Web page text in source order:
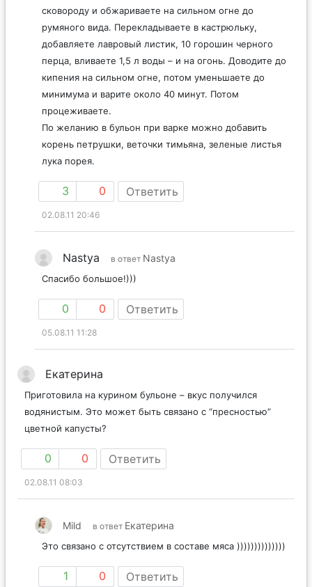
сковороду и обжариваете на сильном огне до
румяного вида. Перекладываете в кастрюльку,
добавляете лавровый листик, 10 горошин черного
перца, вливаете 1,5 л воды – и на огонь. Доводите до
кипения на сильном огне, потом уменьшаете до
минимума и варите около 40 минут. Потом
процеживаете.
По желанию в бульон при варке можно добавить
корень петрушки, веточки тимьяна, зеленые листья
лука порея.
3 0 Ответить
02.08.11 20:46
Nastya в ответ Nastya
Спасибо большое!)))
0 0 Ответить
05.08.11 11:28
Екатерина
Приготовила на курином бульоне – вкус получился
водянистым. Это может быть связано с “пресностью”
цветной капусты?
0 0 Ответить
02.08.11 08:03
Mild в ответ Екатерина
Это связано с отсутствием в составе мяса ))))))))))))))
1 0 Ответить